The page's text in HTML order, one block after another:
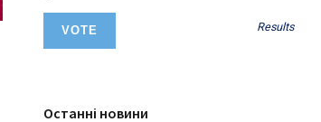
Results
Останні новини